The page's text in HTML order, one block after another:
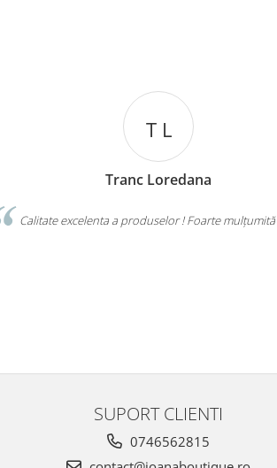
T L
Tranc Loredana
Calitate excelenta a produselor ! Foarte mulțumită
SUPORT CLIENTI
0746562815